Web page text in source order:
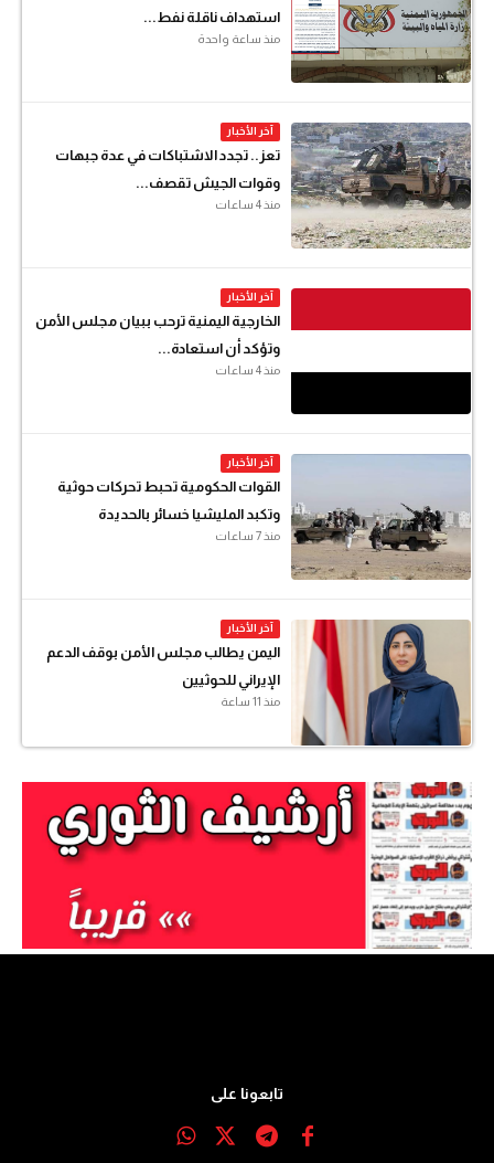
استهداف ناقلة نفط...
منذ ساعة واحدة
آخر الأخبار
تعز.. تجدد الاشتباكات في عدة جبهات
وقوات الجيش تقصف...
منذ 4 ساعات
آخر الأخبار
الخارجية اليمنية ترحب ببيان مجلس الأمن
وتؤكد أن استعادة...
منذ 4 ساعات
آخر الأخبار
القوات الحكومية تحبط تحركات حوثية
وتكبد المليشيا خسائر بالحديدة
منذ 7 ساعات
آخر الأخبار
اليمن يطالب مجلس الأمن بوقف الدعم
الإيراني للحوثيين
منذ 11 ساعة
تابعونا على